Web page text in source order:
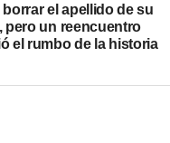
el apellido de su
pero un reencuentro
el rumbo de la historia